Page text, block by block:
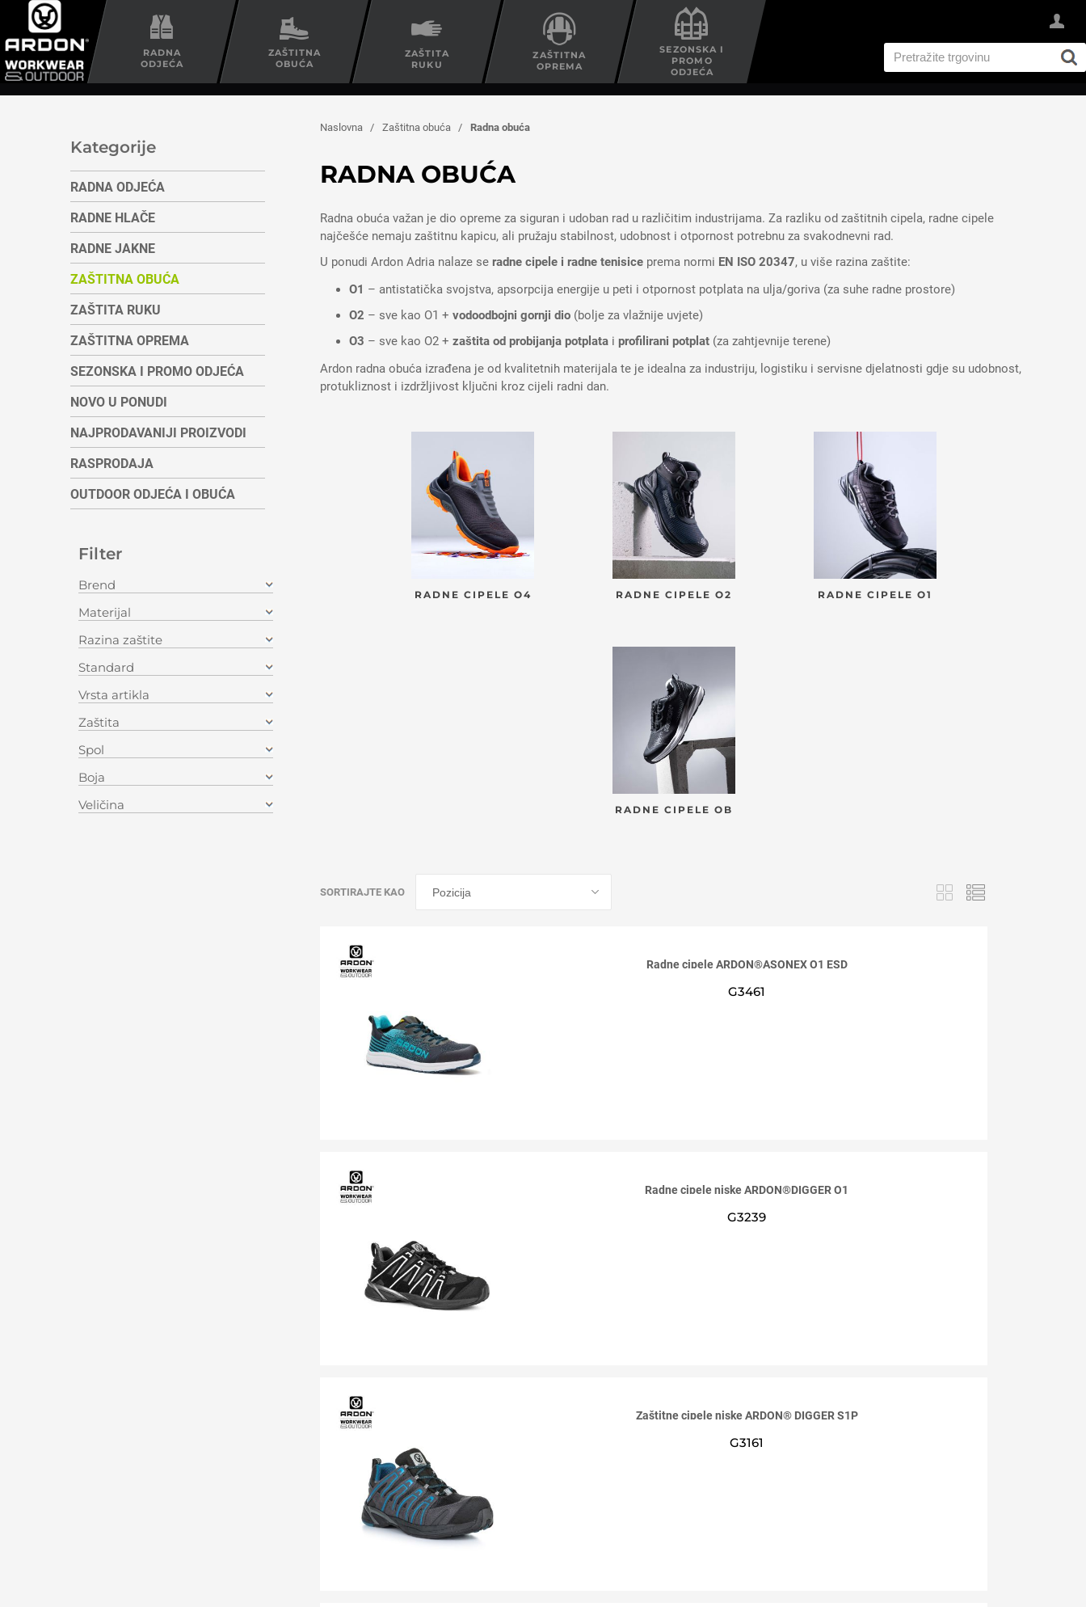
RADNA
ODJEĆA
ZAŠTITNA
OBUĆA
ZAŠTITA
RUKU
ZAŠTITNA
OPREMA
SEZONSKA I
PROMO
ODJEĆA
Naslovna / Zaštitna obuća / Radna obuća
RADNA OBUĆA
Radna obuća važan je dio opreme za siguran i udoban rad u različitim industrijama. Za razliku od zaštitnih cipela, radne cipele
najčešće nemaju zaštitnu kapicu, ali pružaju stabilnost, udobnost i otpornost potrebnu za svakodnevni rad.
U ponudi Ardon Adria nalaze se radne cipele i radne tenisice prema normi EN ISO 20347, u više razina zaštite:
O1 – antistatička svojstva, apsorpcija energije u peti i otpornost potplata na ulja/goriva (za suhe radne prostore)
O2 – sve kao O1 + vodoodbojni gornji dio (bolje za vlažnije uvjete)
O3 – sve kao O2 + zaštita od probijanja potplata i profilirani potplat (za zahtjevnije terene)
Ardon radna obuća izrađena je od kvalitetnih materijala te je idealna za industriju, logistiku i servisne djelatnosti gdje su udobnost,
protukliznost i izdržljivost ključni kroz cijeli radni dan.
RADNE CIPELE O4 RADNE CIPELE O2 RADNE CIPELE O1
RADNE CIPELE OB
SORTIRAJTE KAO
Radne cipele ARDON®ASONEX O1 ESD
G3461
Radne cipele niske ARDON®DIGGER O1
G3239
Zaštitne cipele niske ARDON® DIGGER S1P
G3161
Kategorije
RADNA ODJEĆA
RADNE HLAČE
RADNE JAKNE
ZAŠTITNA OBUĆA
ZAŠTITA RUKU
ZAŠTITNA OPREMA
SEZONSKA I PROMO ODJEĆA
NOVO U PONUDI
NAJPRODAVANIJI PROIZVODI
RASPRODAJA
OUTDOOR ODJEĆA I OBUĆA
Filter
Brend
Materijal
Razina zaštite
Standard
Vrsta artikla
Zaštita
Spol
Boja
Veličina